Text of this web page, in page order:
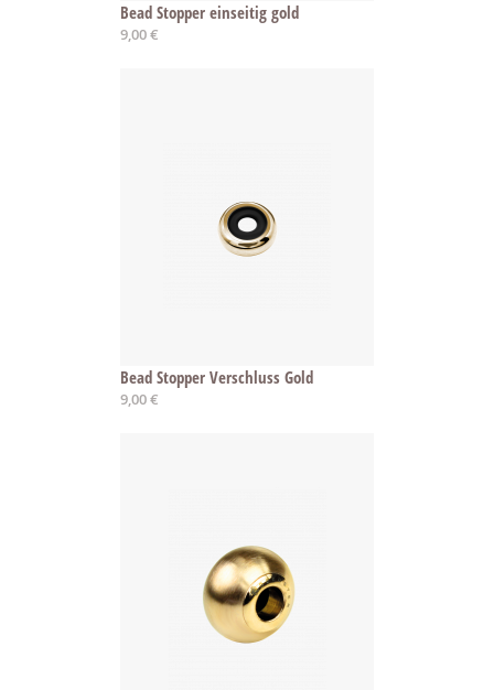
Bead Stopper einseitig gold
9,00 €
Bead Stopper Verschluss Gold
9,00 €